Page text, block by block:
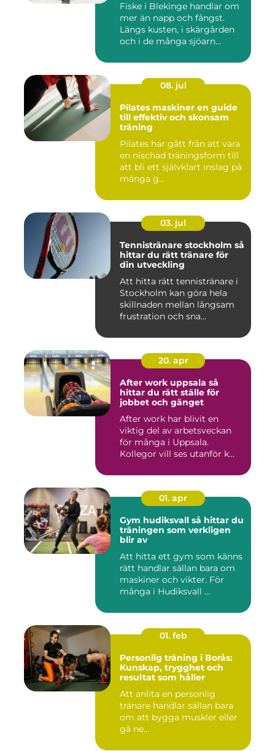
Fiske i Blekinge handlar om
mer än napp och fångst.
Längs kusten, i skärgården
och i de många sjöarn...
08. jul
Pilates maskiner en guide
till effektiv och skonsam
träning
Pilates har gått från att vara
en nischad träningsform till
att bli ett självklart inslag på
många g...
03. jul
Tennistränare stockholm så
hittar du rätt tränare för
din utveckling
Att hitta rätt tennistränare i
Stockholm kan göra hela
skillnaden mellan långsam
frustration och sna...
20. apr
After work uppsala så
hittar du rätt ställe för
jobbet och gänget
After work har blivit en
viktig del av arbetsveckan
för många i Uppsala.
Kollegor vill ses utanför k...
01. apr
Gym hudiksvall så hittar du
träningen som verkligen
blir av
Att hitta ett gym som känns
rätt handlar sällan bara om
maskiner och vikter. För
många i Hudiksvall ...
01. feb
Personlig träning i Borås:
Kunskap, trygghet och
resultat som håller
Att anlita en personlig
tränare handlar sällan bara
om att bygga muskler eller
gå ne...